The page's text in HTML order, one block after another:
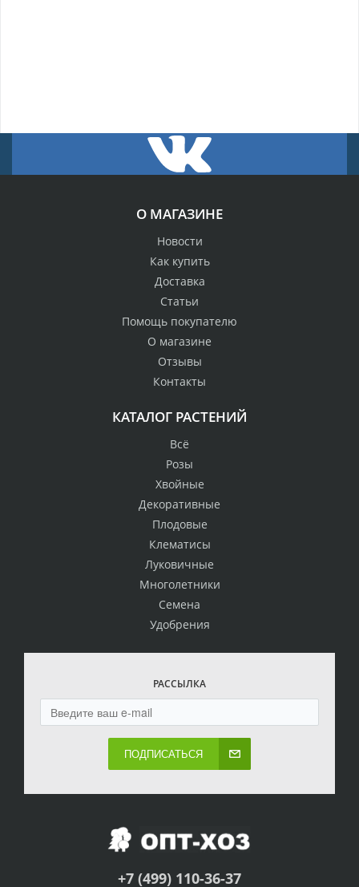
О МАГАЗИНЕ
Новости
Как купить
Доставка
Статьи
Помощь покупателю
О магазине
Отзывы
Контакты
КАТАЛОГ РАСТЕНИЙ
Всё
Розы
Хвойные
Декоративные
Плодовые
Клематисы
Луковичные
Многолетники
Семена
Удобрения
РАССЫЛКА
ПОДПИСАТЬСЯ
+7 (499) 110-36-37